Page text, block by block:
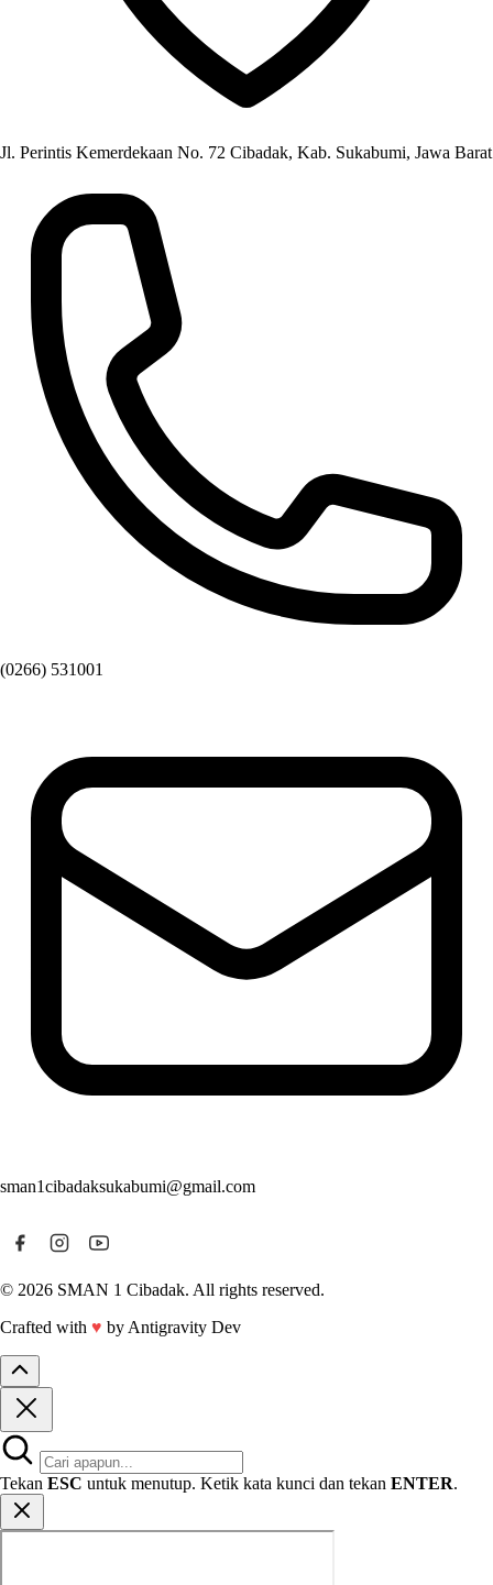
Jl. Perintis Kemerdekaan No. 72 Cibadak, Kab. Sukabumi, Jawa Barat
(0266) 531001
sman1cibadaksukabumi@gmail.com
© 2026 SMAN 1 Cibadak. All rights reserved.
Crafted with ♥ by Antigravity Dev
Tekan ESC untuk menutup. Ketik kata kunci dan tekan ENTER.